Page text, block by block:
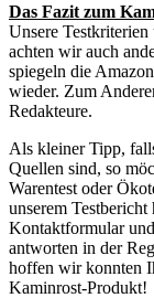
Das Fazit zum
Unsere
achten wir auch
spiegeln die
wieder. Zum
Redakteure.
Als kleiner Tipp,
Quellen sind, so
Warentest oder
unserem
Kontaktformular
antworten in der
hoffen wir konnten
Kaminrost-Produkt!